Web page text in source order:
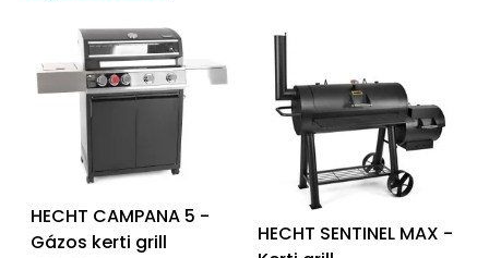
HECHT CAMPANA 5 -
Gázos kerti grill
HECHT SENTINEL MAX -